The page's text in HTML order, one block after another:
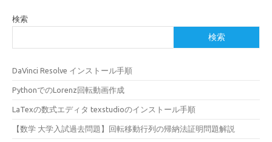
検索
検索
DaVinci Resolve インストール手順
PythonでのLorenz回転動画作成
LaTexの数式エディタ texstudioのインストール手順
【数学 大学入試過去問題】回転移動行列の帰納法証明問題解説